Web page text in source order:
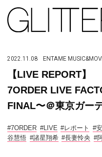
2022.11.08 ENTAME
【LIVE REPORT】
7ORDER LIVE
FINAL〜＠東京ガー
#7ORDER #LIVE #レポート #
谷慧悟 #諸星翔希 #⻑妻怜央 #